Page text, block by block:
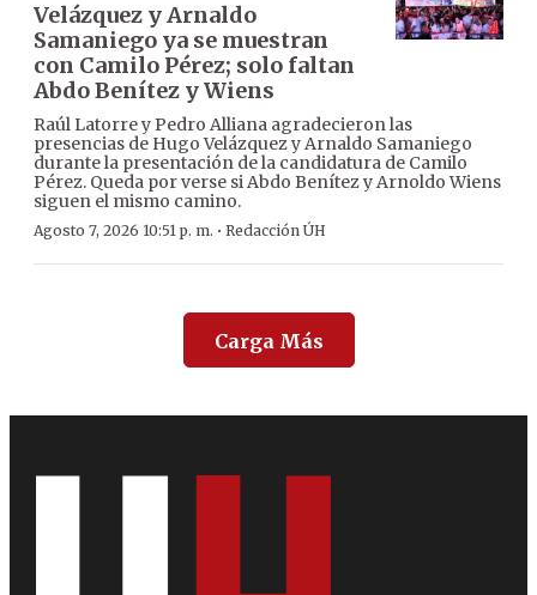
Velázquez y Arnaldo
Samaniego ya se muestran
con Camilo Pérez; solo faltan
Abdo Benítez y Wiens
Raúl Latorre y Pedro Alliana agradecieron las
presencias de Hugo Velázquez y Arnaldo Samaniego
durante la presentación de la candidatura de Camilo
Pérez. Queda por verse si Abdo Benítez y Arnoldo Wiens
siguen el mismo camino.
Agosto 7, 2026 10:51 p. m. · Redacción ÚH
Carga Más